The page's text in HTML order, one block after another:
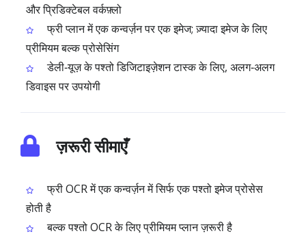
और प्रिडिक्टेबल वर्कफ़्लो
फ्री प्लान में एक कन्वर्ज़न पर एक इमेज; ज़्यादा इमेज के लिए
प्रीमियम बल्क प्रोसेसिंग
डेली‑यूज़ के पश्तो डिजिटाइज़ेशन टास्क के लिए, अलग‑अलग
डिवाइस पर उपयोगी
ज़रूरी सीमाएँ
फ्री OCR में एक कन्वर्ज़न में सिर्फ एक पश्तो इमेज प्रोसेस
होती है
बल्क पश्तो OCR के लिए प्रीमियम प्लान ज़रूरी है